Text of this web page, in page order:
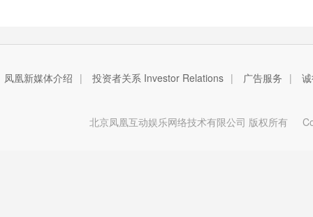
凤凰新媒体介绍 | 投资者关系 Investor Relations | 广告服务 |
北京凤凰互动娱乐网络技术有限公司 版权所有